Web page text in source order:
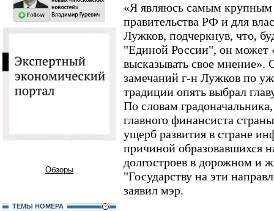
Обзоры
ТЕМЫ НОМЕРА
«Я являюсь самым крупным
правительства РФ и для
Лужков, подчеркнув, что,
"Единой России", он может
высказывать свое мнение».
замечаний г-н Лужков по
традиции опять выбрал
По словам
главного финансиста
ущерб развития в стране
причиной образовавшихся
долгостроев в дорожном и
"Государству на эти
заявил мэр.